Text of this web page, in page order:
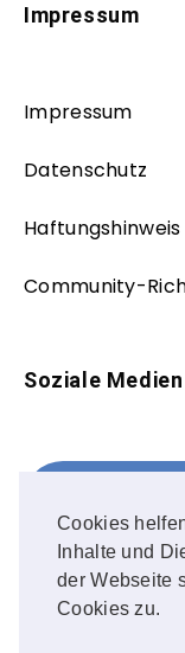
Cookies
Inhalte und
der Webseite
Cookies zu.
Impressum
Impressum
Datenschutz
Community-
Soziale Medien
FOLLOW ME!
OUR PHOTOS!